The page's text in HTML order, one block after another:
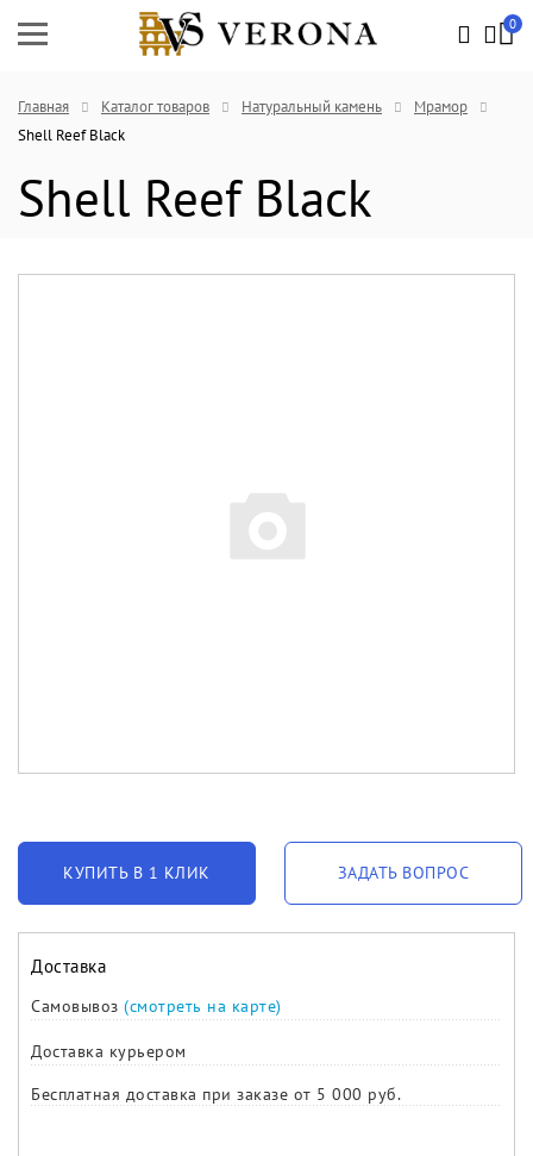
0
Главная Каталог товаров Натуральный камень
Мрамор
Shell Reef Black
Shell Reef Black
КУПИТЬ В 1 КЛИК ЗАДАТЬ ВОПРОС
Доставка
Самовывоз (смотреть на карте)
Доставка курьером
Бесплатная доставка при заказе от 5 000 руб.